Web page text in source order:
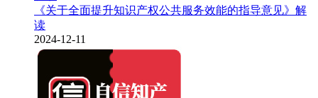
《关于全面提升知识产权公共服务效能的指导意见》解
读
2024-12-11